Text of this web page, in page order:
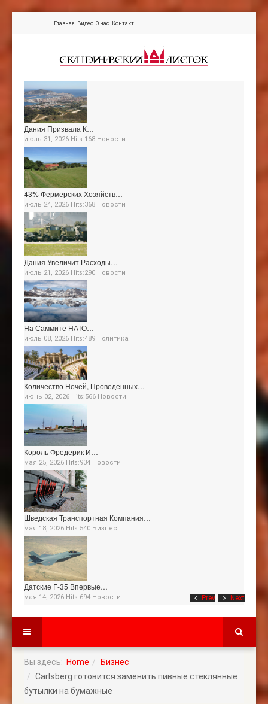
Главная Видео О нас Контакт
Prev Next
Дания Призвала К…
июль 31, 2026 Hits:168 Новости
43% Фермерских Хозяйств…
июль 24, 2026 Hits:368 Новости
Дания Увеличит Расходы…
июль 21, 2026 Hits:290 Новости
На Саммите НАТО…
июль 08, 2026 Hits:489 Политика
Количество Ночей, Проведенных…
июнь 02, 2026 Hits:566 Новости
Король Фредерик И…
мая 25, 2026 Hits:934 Новости
Шведская Транспортная Компания…
мая 18, 2026 Hits:540 Бизнес
Датские F-35 Впервые…
мая 14, 2026 Hits:694 Новости
Вы здесь: Home
Бизнес
Carlsberg готовится заменить пивные стеклянные
бутылки на бумажные